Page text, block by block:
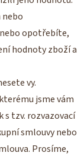
opotřebíte,
hodnoty zboží a
vy.
jsme vám
tzv. rozvazovací
smlouvy nebo
Prosíme,